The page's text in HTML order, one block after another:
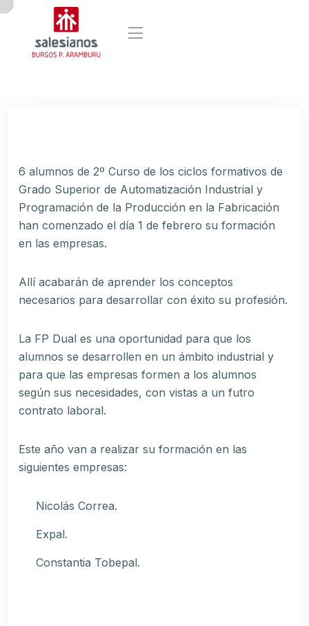
6 alumnos de 2º Curso de los ciclos formativos de
Grado Superior de Automatización Industrial y
Programación de la Producción en la Fabricación
han comenzado el día 1 de febrero su formación
en las empresas.
Allí acabarán de aprender los conceptos
necesarios para desarrollar con éxito su profesión.
La FP Dual es una oportunidad para que los
alumnos se desarrollen en un ámbito industrial y
para que las empresas formen a los alumnos
según sus necesidades, con vistas a un futro
contrato laboral.
Este año van a realizar su formación en las
siguientes empresas:
Nicolás Correa.
Expal.
Constantia Tobepal.